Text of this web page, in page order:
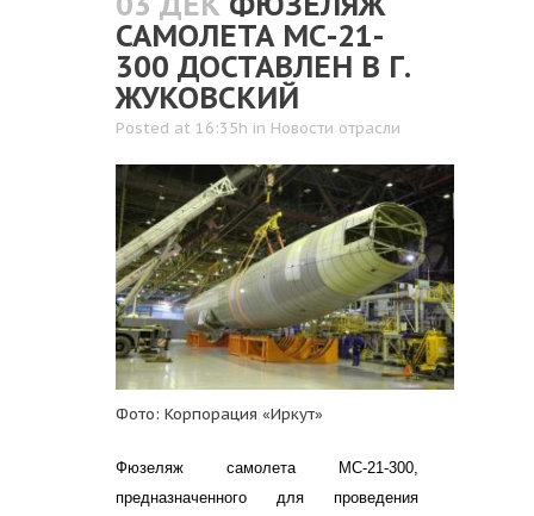
САМОЛЕТА МС-21-
300 ДОСТАВЛЕН В Г.
ЖУКОВСКИЙ
Posted at 16:35h in Новости отрасли
Фото: Корпорация «Иркут»
Фюзеляж самолета МС-21-300,
предназначенного для проведения